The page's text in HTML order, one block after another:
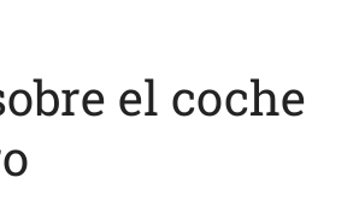
el coche